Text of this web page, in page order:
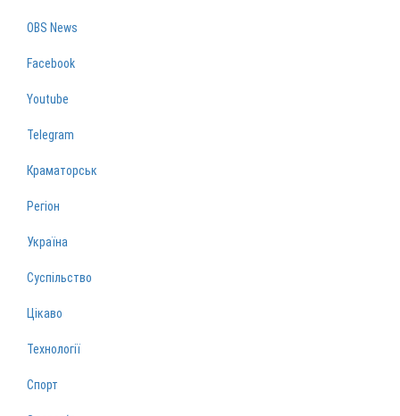
OBS News
Facebook
Youtube
Telegram
Краматорськ
Регіон
Україна
Суспільство
Цікаво
Технології
Спорт